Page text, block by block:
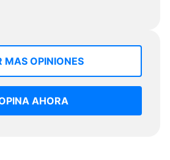
MAS OPINIONES
AHORA